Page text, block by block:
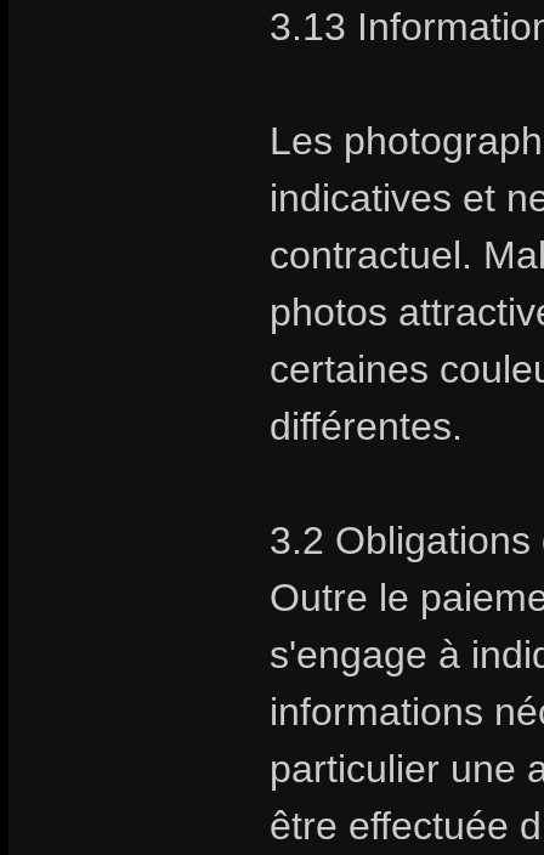
3.13
Les
indicatives et
contractuel.
photos
certaines
différentes.
3.2
Outre le
s'engage à
informations
particulier une
être effectuée